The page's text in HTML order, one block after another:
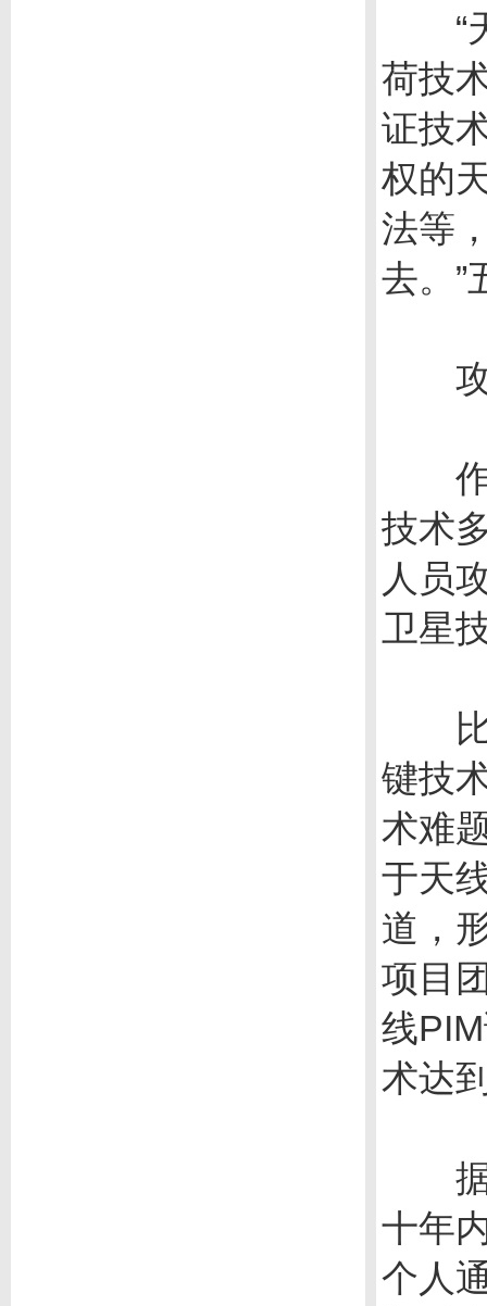
“天
荷技
证技
权的
法等
去。”
攻
作
技术
人员
卫星
比
键技
术难
于天
道，
项目
线
术达
据
十年
个人